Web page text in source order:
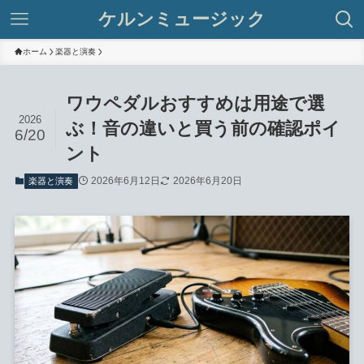
ケルンミュージック
ホーム 楽器と演奏
ワウペダルおすすめは用途で選
ぶ！音の違いと買う前の確認ポイ
ント
2026
6/20
楽器と演奏 2026年6月12日 2026年6月20日